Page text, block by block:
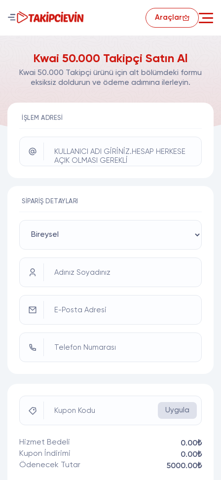
Araçlar
Kwai 50.000 Takipçi Satın Al
Kwai 50.000 Takipçi ürünü için alt bölümdeki formu
eksiksiz doldurun ve ödeme adımına ilerleyin.
İŞLEM ADRESI
KULLANICI ADI GİRİNİZ.HESAP HERKESE
AÇIK OLMASI GEREKLİ
SIPARIŞ DETAYLARI
Adınız Soyadınız
E-Posta Adresi
Telefon Numarası
Kupon Kodu Uygula
Hizmet Bedeli
0.00₺
Kupon İndirimi
0.00₺
Ödenecek Tutar
5000.00₺